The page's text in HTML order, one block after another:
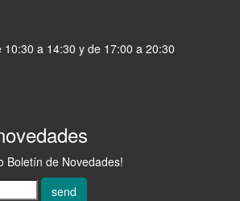
10:30 a 14:30 y de 17:00 a 20:30
Boletín de Novedades!
send